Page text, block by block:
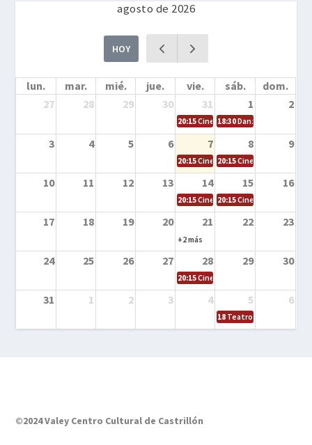
agosto de 2026
HOY
lun. mar. mié. jue. vie. sáb.
dom.
27
28 29 30 31 1 2
20:15Cine en la calle – Cómo
18:30Danza – Cita en el
3 4 5 6 7 8 9
20:15Cine en la calle – El niño y la
20:15Cine en la calle –
10 11 12 13 14 15 16
20:15Cine en la calle – Tortugas
20:15Cine en la calle –
17 18 19 20 21 22 23
+2 más
24 25 26 27 28 29 30
20:15Cine en el calle – Tintín y el
31 1 2 3 4 5 6
18 Teatro – Tres
©2024 Valey Centro Cultural de Castrillón